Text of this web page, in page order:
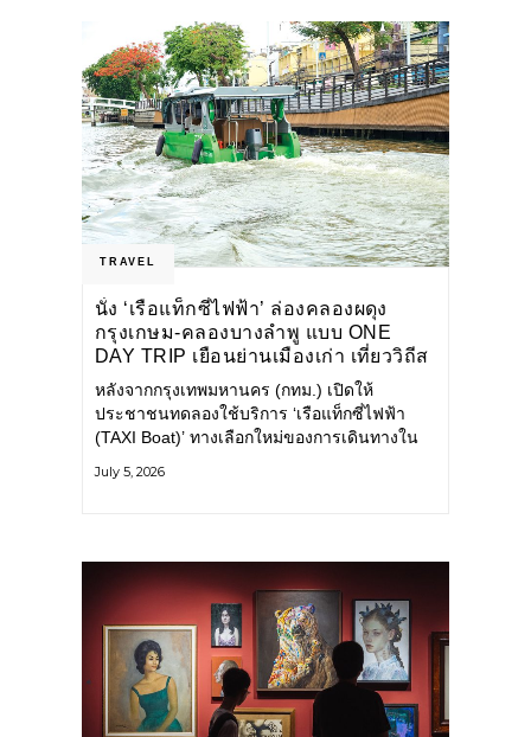
TRAVEL
นั่ง ‘เรือแท็กซี่ไฟฟ้า’ ล่องคลองผดุง
กรุงเกษม-คลองบางลำพู แบบ ONE
DAY TRIP เยือนย่านเมืองเก่า เที่ยววิถีส
โลว์ไลฟ์แบบรักษ์โลก
หลังจากกรุงเทพมหานคร (กทม.) เปิดให้
ประชาชนทดลองใช้บริการ ‘เรือแท็กซี่ไฟฟ้า
(TAXI Boat)’ ทางเลือกใหม่ของการเดินทางใน
แวดล้อม ผ่านแอปพลิเคชัน MuvMi (มูฟมี)
July 5, 2026